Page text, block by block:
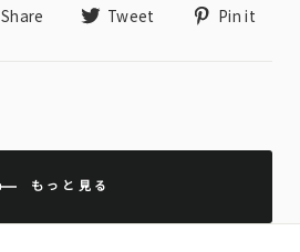
Share
Share
Facebook
Tweet
Tweet
Twitter
Pin it
もっと見る